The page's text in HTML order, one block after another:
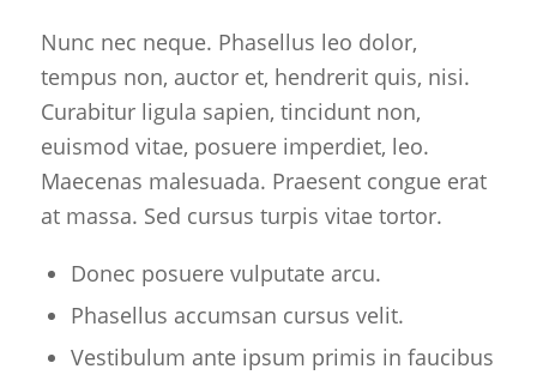
Nunc nec neque. Phasellus leo dolor,
tempus non, auctor et, hendrerit quis, nisi.
Curabitur ligula sapien, tincidunt non,
euismod vitae, posuere imperdiet, leo.
Maecenas malesuada. Praesent congue erat
at massa. Sed cursus turpis vitae tortor.
Donec posuere vulputate arcu.
Phasellus accumsan cursus velit.
Vestibulum ante ipsum primis in faucibus